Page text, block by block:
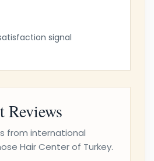
signal
Reviews
from international
Hair Center of Turkey.